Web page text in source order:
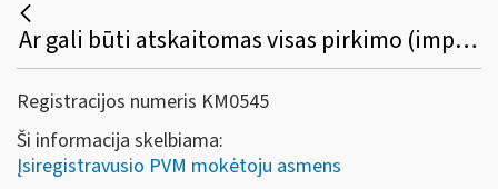
Ar gali būti atskaitomas visas pirkimo (importo) PVM įsigytų prekių (paslaugų), skirtų prekių tiekimui (paslaugų teikimui) apmokestinamų PVM, taikant ne tik standartinį bet ir lengvatinį ar 0 proc. dydžio PVM tarifą?
Registracijos numeris KM0545
Ši informacija skelbiama:
Įsiregistravusio PVM mokėtoju asmens